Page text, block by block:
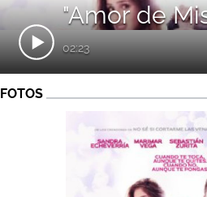
"Amor de
02:23
FOTOS